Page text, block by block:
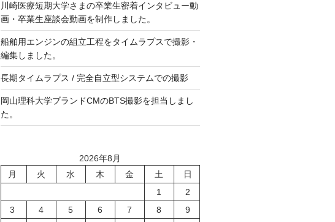
川崎医療短期大学さまの卒業生密着インタビュー動
画・卒業生座談会動画を制作しました。
船舶用エンジンの組立工程をタイムラプスで撮影・
編集しました。
長期タイムラプス / 完全自立型システムでの撮影
岡山理科大学ブランドCMのBTS撮影を担当しまし
た。
2026年8月
月
火 水 木 金 土
日
1
2
3
4 5 6 7 8
9